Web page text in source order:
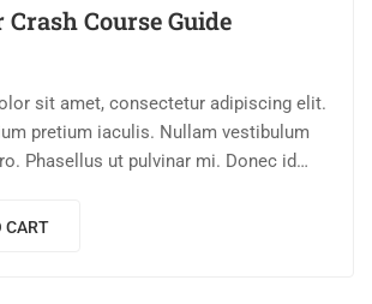
Course Guide
sit amet, consectetur adipiscing elit.
pretium iaculis. Nullam vestibulum
Phasellus ut pulvinar mi. Donec id
CART